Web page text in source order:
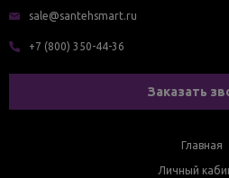
sale@santehsmart.ru
+7 (800) 350-44-36
Заказать
Главная
Личный